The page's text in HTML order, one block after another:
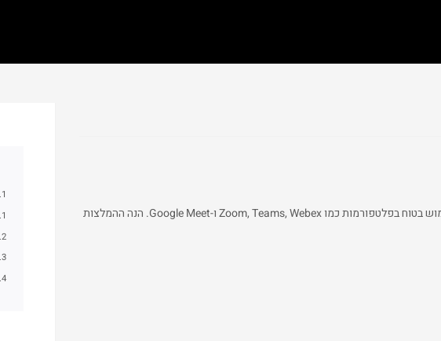
לאור הלחימה והמעבר לעבודה ולמידה מרחוק, חשוב להקפיד על שימוש בטוח בפלטפורמות כמו Zoom, Teams, Webex ו-Google Meet. הנה ההמלצות